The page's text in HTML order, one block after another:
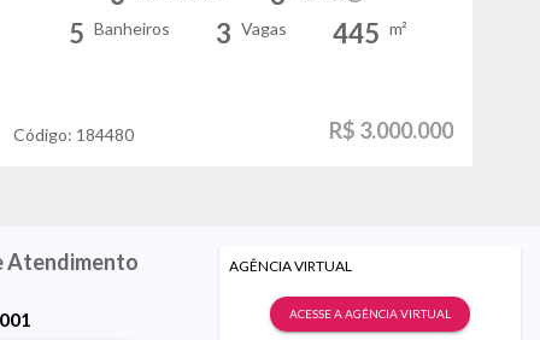
5 Banheiros 3 Vagas 445 m²
Código: 184480 R$ 3.000.000
Atendimento AGÊNCIA VIRTUAL
ACESSE A AGÊNCIA VIRTUAL